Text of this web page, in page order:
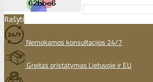
Rašyti
Nemokamos konsultacijos 24/7
Greitas pristatymas Lietuvoje ir EU